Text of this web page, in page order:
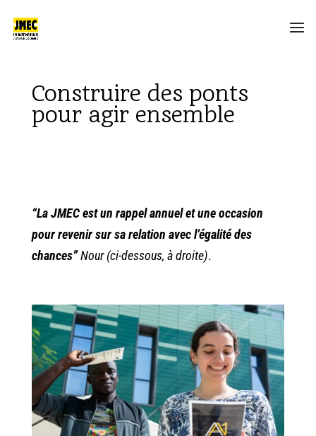
Construire des ponts
pour agir ensemble
“La JMEC est un rappel annuel et une occasion
pour revenir sur sa relation avec l’égalité des
chances”Nour (ci-dessous, à droite).